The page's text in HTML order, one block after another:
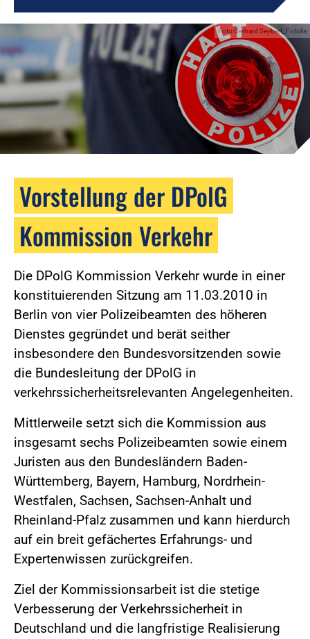
Foto:Gerhard Seybert_Fotolia
Vorstellung der DPolG
Kommission Verkehr
Die DPolG Kommission Verkehr wurde in einer
konstituierenden Sitzung am 11.03.2010 in
Berlin von vier Polizeibeamten des höheren
Dienstes gegründet und berät seither
insbesondere den Bundesvorsitzenden sowie
die Bundesleitung der DPolG in
verkehrssicherheitsrelevanten Angelegenheiten.
Mittlerweile setzt sich die Kommission aus
insgesamt sechs Polizeibeamten sowie einem
Juristen aus den Bundesländern Baden-
Württemberg, Bayern, Hamburg, Nordrhein-
Westfalen, Sachsen, Sachsen-Anhalt und
Rheinland-Pfalz zusammen und kann hierdurch
auf ein breit gefächertes Erfahrungs- und
Expertenwissen zurückgreifen.
Ziel der Kommissionsarbeit ist die stetige
Verbesserung der Verkehrssicherheit in
Deutschland und die langfristige Realisierung